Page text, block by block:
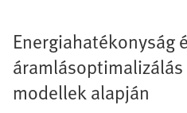
Energiahatékonyság
modellek alapján